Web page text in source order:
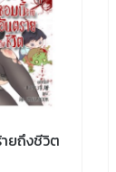
ยถึงชีวิต